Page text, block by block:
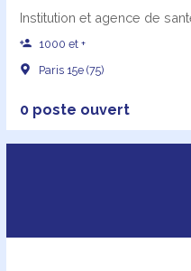
Institution et agence de
1000 et +
Paris 15e (75)
0 poste ouvert